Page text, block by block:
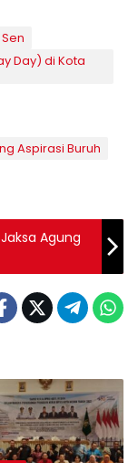
Day) di Kota
Aspirasi Buruh
Agung